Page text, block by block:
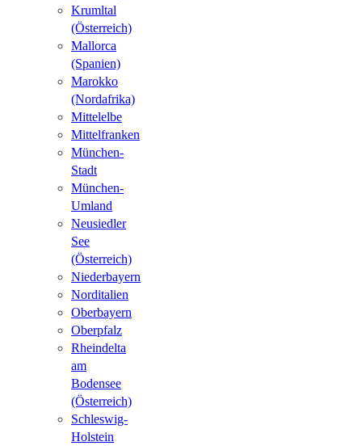
Krumltal
(Österreich)
Mallorca
(Spanien)
Marokko
(Nordafrika)
Mittelelbe
Mittelfranken
München-
Stadt
München-
Umland
Neusiedler
See
(Österreich)
Niederbayern
Norditalien
Oberbayern
Oberpfalz
Rheindelta
am
Bodensee
(Österreich)
Schleswig-
Holstein